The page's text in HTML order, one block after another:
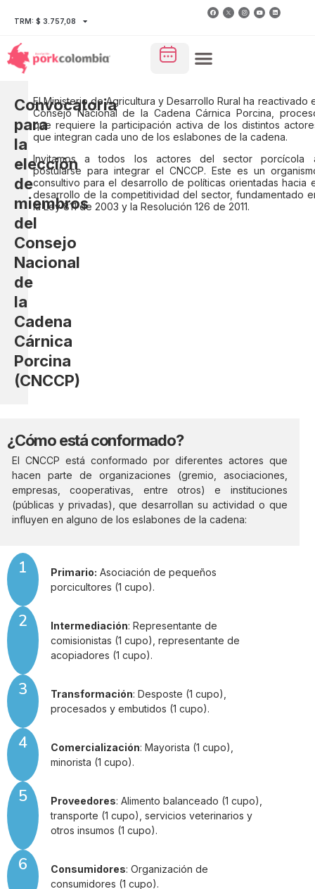
TRM: $ 3.757,08
Convocatoria
para
la
elección
de
miembros
del
Consejo
Nacional
de
la
Cadena
Cárnica
Porcina
(CNCCP)
El Ministerio de Agricultura y Desarrollo Rural ha reactivado
Consejo Nacional de la Cadena Cárnica Porcina,
que requiere la participación activa de los distintos
que integran cada uno de los eslabones de la cadena.
Invitamos a todos los actores del sector porcícola
postularse para integrar el CNCCP. Este es un
consultivo para el desarrollo de políticas orientadas hacia
desarrollo de la competitividad del sector, fundamentado
la Ley 811 de 2003 y la Resolución 126 de 2011.
¿Cómo está conformado?
El CNCCP está conformado por diferentes actores que
hacen parte de organizaciones (gremio, asociaciones,
empresas, cooperativas, entre otros) e instituciones
(públicas y privadas), que desarrollan su actividad o que
influyen en alguno de los eslabones de la cadena:
1 Primario: Asociación de pequeños
porcicultores (1 cupo).
2 Intermediación: Representante de
comisionistas (1 cupo), representante de
acopiadores (1 cupo).
3 Transformación: Desposte (1 cupo),
procesados y embutidos (1 cupo).
4 Comercialización: Mayorista (1 cupo),
minorista (1 cupo).
5 Proveedores: Alimento balanceado (1 cupo),
transporte (1 cupo), servicios veterinarios y
otros insumos (1 cupo).
6 Consumidores: Organización de
consumidores (1 cupo).